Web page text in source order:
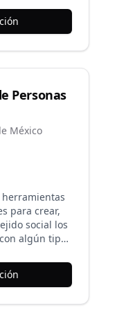
Personas
México
para crear,
social los
algún tipo